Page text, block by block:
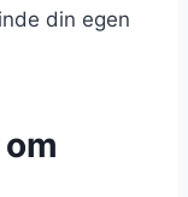
din egen